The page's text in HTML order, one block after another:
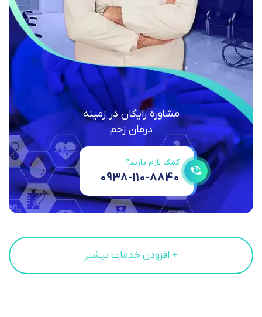
مشاوره رایگان در زمینه
درمان زخم
کمک لازم دارید؟
0938-110-8840
+ افزودن خدمات بیشتر